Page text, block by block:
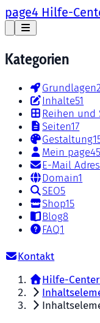
page4 Hilfe-
Kategorien
Grundlagen
Inhalte51
Reihen und
Seiten17
Gestaltung
Mein page45
E-Mail
Domain1
SEO5
Shop15
Blog8
FAQ1
Kontakt
Hilfe-Center